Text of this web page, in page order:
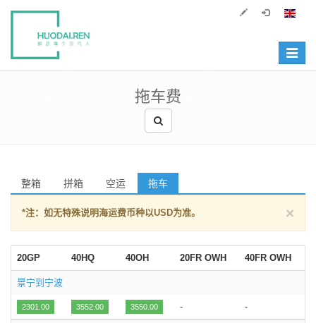
Toggle
拖车费
整箱 拼箱 空运 拖车
×
*注：如无特殊说明海运费币种以USD为准。
20GP 40HQ 40OH 20FR OWH 40FR OWH
景宁到宁波
2301.00 3552.00 3550.00 - -